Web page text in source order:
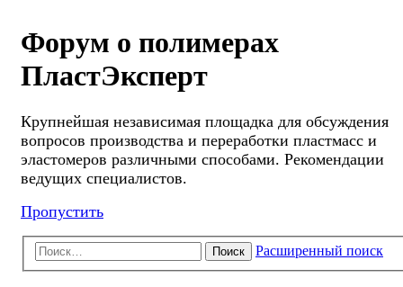
Форум о полимерах
ПластЭксперт
Крупнейшая независимая площадка для обсуждения
вопросов производства и переработки пластмасс и
эластомеров различными способами. Рекомендации
ведущих специалистов.
Пропустить
Поиск Расширенный поиск